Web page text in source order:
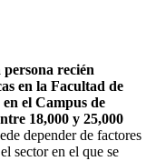
recién
en la Facultad de
el Campus de
18,000 y 25,000
depender de factores
sector en el que se